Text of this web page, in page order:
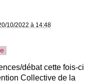
10/2022 à 14:48
débat cette fois-ci
Collective de la